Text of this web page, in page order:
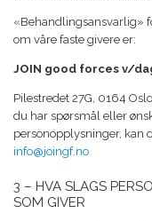
«Behandlingsansvarlig»
om våre faste givere er:
JOIN good forces v/
Pilestredet 27G, 0164
du har spørsmål eller
personopplysninger, kan
info@joingf.no
3 – HVA SLAGS
SOM GIVER